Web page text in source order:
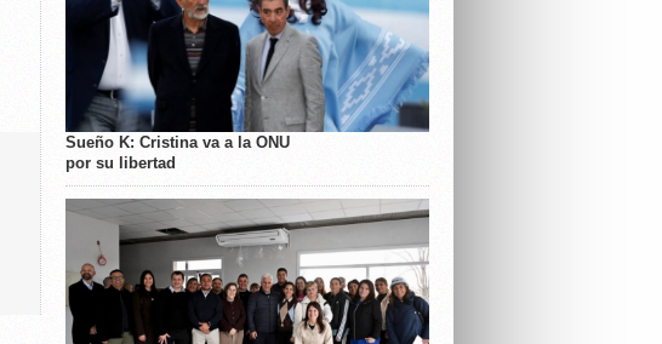
Sueño K: Cristina va a la ONU
por su libertad